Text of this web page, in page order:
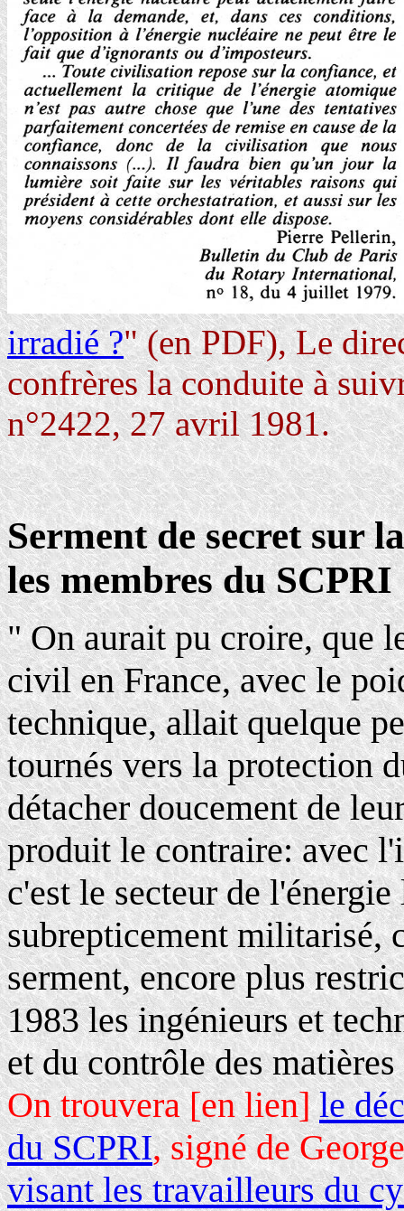
irradié ?" (en PDF), Le
confrères la conduite à
n°2422, 27 avril 1981.
Serment de secret sur
les membres du SCPRI
" On aurait pu croire, que
civil en France, avec le
technique, allait quelque
tournés vers la protection
détacher doucement de
produit le contraire: avec
c'est le secteur de
subrepticement militarisé,
serment, encore plus
1983 les ingénieurs et
et du contrôle des
On trouvera [en lien]le
du SCPRI, signé de
visant les travailleurs du